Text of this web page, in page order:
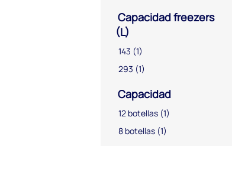
Capacidad freezers
(L)
143 (1)
293 (1)
Capacidad
12 botellas (1)
8 botellas (1)